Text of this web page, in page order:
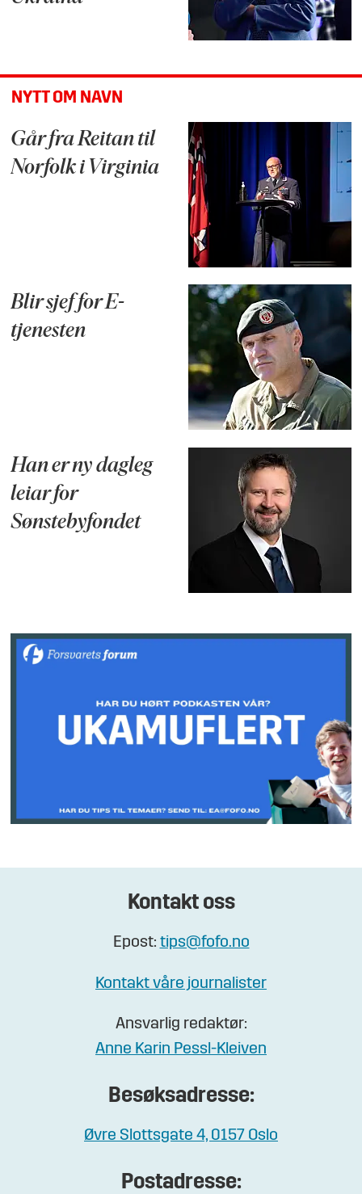
NYTT OM NAVN
Går fra Reitan til
Norfolk i Virginia
Blir sjef for E-
tjenesten
Han er ny dagleg
leiar for
Sønstebyfondet
Kontakt oss
Epost: tips@fofo.no
Kontakt våre journalister
Ansvarlig redaktør:
Anne Karin Pessl-Kleiven
Besøksadresse:
Øvre Slottsgate 4, 0157 Oslo
Postadresse: